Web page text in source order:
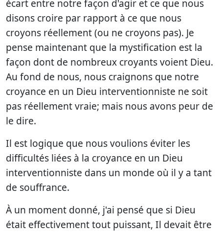
écart entre notre façon d'agir et ce que nous
disons croire par rapport à ce que nous
croyons réellement (ou ne croyons pas). Je
pense maintenant que la mystification est la
façon dont de nombreux croyants voient Dieu.
Au fond de nous, nous craignons que notre
croyance en un Dieu interventionniste ne soit
pas réellement vraie; mais nous avons peur de
le dire.
Il est logique que nous voulions éviter les
difficultés liées à la croyance en un Dieu
interventionniste dans un monde où il y a tant
de souffrance.
À un moment donné, j'ai pensé que si Dieu
était effectivement tout puissant, Il devait être